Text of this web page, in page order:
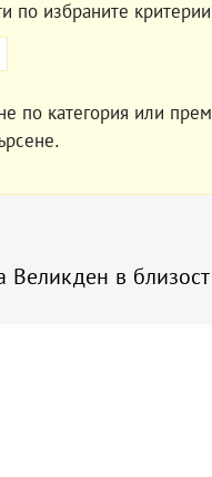
по избраните
по категория или
Великден в